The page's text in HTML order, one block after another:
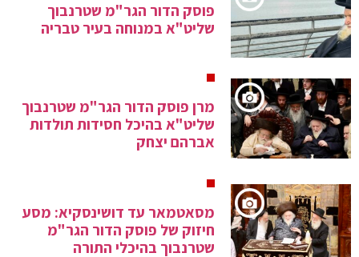
פוסק הדור הגר"מ שטרנבוך
שליט"א במנוחה בעיר טבריה
מרן פוסק הדור הגר"מ שטרנבוך
שליט"א בהיכל חסידות תולדות
אברהם יצחק
מסאטמאר עד דושינסקיא: מסע
חיזוק של פוסק הדור הגר"מ
שטרנבוך בהיכלי התורה